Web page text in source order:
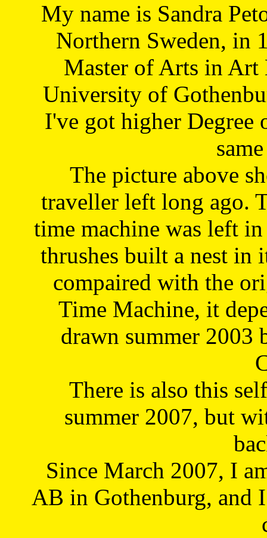
My name is Sandra
Northern Sweden, in
Master of Arts in Art
University of
I've got higher Degree
The picture above
traveller left long ago.
time machine was left
thrushes built a nest in
compaired with the
Time Machine, it
drawn summer 2003
There is also this
summer 2007, but
Since March 2007, I
AB in Gothenburg, and